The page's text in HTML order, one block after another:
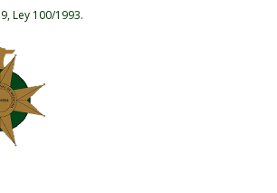
Ley 100/1993.